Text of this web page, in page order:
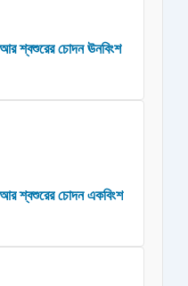
শ্বশুরের চোদন ঊনবিংশ
আর শ্বশুরের চোদন একবিংশ